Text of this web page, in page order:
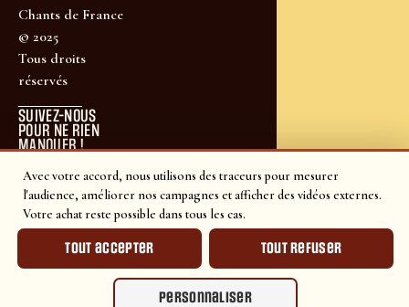
Avec votre accord, nous utilisons des traceurs pour mesurer
l'audience, améliorer nos campagnes et afficher des vidéos externes.
Votre achat reste possible dans tous les cas.
Tout accepter Tout refuser
Personnaliser
Chants de France
© 2025
Tous droits
réservés
SUIVEZ-NOUS
POUR NE RIEN
MANQUER !